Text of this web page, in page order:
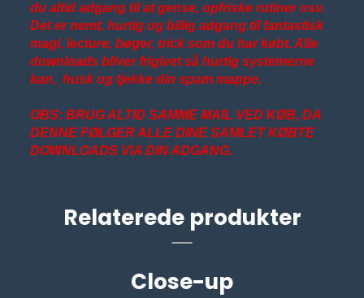
du altid adgang til at gense, opfriske rutiner osv.
Det er nemt, hurtig og billig adgang til fantastisk
magi, lecture, bøger, trick som du har købt. Alle
downloads bliver frigivet så hurtig systemerne
kan, husk og tjekke din spam mappe.
OBS: BRUG ALTID SAMME MAIL VED KØB, DA
DENNE FØLGER ALLE DINE SAMLET KØBTE
DOWNLOADS VIA DIN ADGANG.
Relaterede produkter
Close-up